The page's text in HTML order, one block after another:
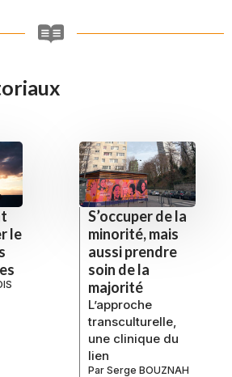
le
S’occuper de la
minorité, mais
aussi prendre
soin de la
majorité
L’approche
transculturelle,
une clinique du
lien
Par Serge BOUZNAH